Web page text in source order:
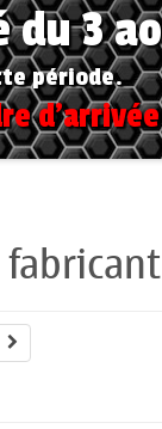
3
période.